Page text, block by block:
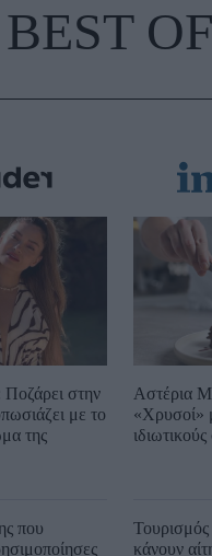
BEST
στην
με το
της
που
Αστέρια
«Χρυσοί»
Τουρισμός
κάνουν